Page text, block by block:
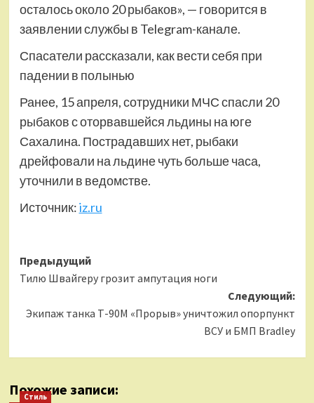
осталось около 20 рыбаков», — говорится в
заявлении службы в Telegram-канале.
Спасатели рассказали, как вести себя при
падении в полынью
Ранее, 15 апреля, сотрудники МЧС спасли 20
рыбаков с оторвавшейся льдины на юге
Сахалина. Пострадавших нет, рыбаки
дрейфовали на льдине чуть больше часа,
уточнили в ведомстве.
Источник:iz.ru
Навигация
записи
Предыдущий
Тилю Швайгеру грозит ампутация ноги
Следующий:
Экипаж танка Т-90М «Прорыв» уничтожил опорпункт
ВСУ и БМП Bradley
Похожие записи:
Стиль